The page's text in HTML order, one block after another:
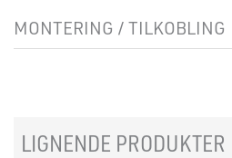
Isolasjonsklasse
1
MONTERING / TILKOBLING
LIGNENDE PRODUKTER